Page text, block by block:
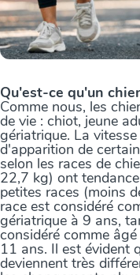
Qu'est-ce qu'un
Comme nous, les
de vie : chiot, jeune
gériatrique. La
d'apparition de
selon les races de
22,7 kg) ont
petites races (moins
race est considéré
gériatrique à 9 ans,
considéré comme
11 ans. Il est évident
deviennent très